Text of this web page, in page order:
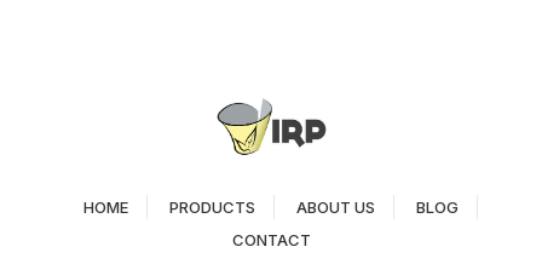
HOME PRODUCTS ABOUT US
BLOG
CONTACT